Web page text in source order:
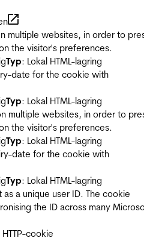
multiple websites, in order to
the visitor's preferences.
Typ: Lokal HTML-lagring
date for the cookie with
Typ: Lokal HTML-lagring
multiple websites, in order to
the visitor's preferences.
Typ: Lokal HTML-lagring
date for the cookie with
Typ: Lokal HTML-lagring
a unique user ID. The cookie
the ID across many
HTTP-cookie